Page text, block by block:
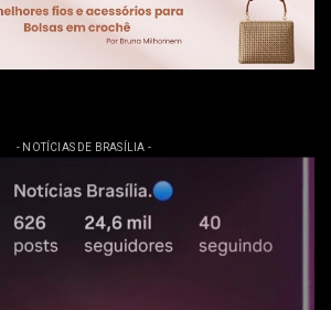
- NOTÍCIAS DE BRASÍLIA -